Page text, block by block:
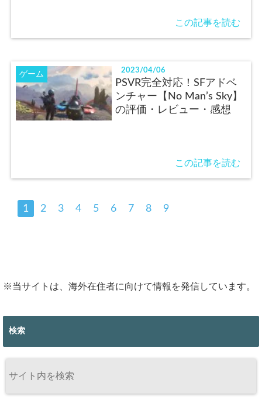
この記事を読む
ゲーム 2023/04/06
PSVR完全対応！SFアドベ
ンチャー【No Man’s Sky】
の評価・レビュー・感想
この記事を読む
1 2 3 4 5 6 7 8 9
※当サイトは、海外在住者に向けて情報を発信しています。
検索